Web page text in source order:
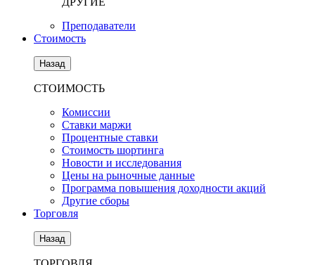
Преподаватели
Стоимость
Назад
СТОИМОСТЬ
Комиссии
Ставки маржи
Процентные ставки
Стоимость шортинга
Новости и исследования
Цены на рыночные данные
Программа повышения доходности акций
Другие сборы
Торговля
Назад